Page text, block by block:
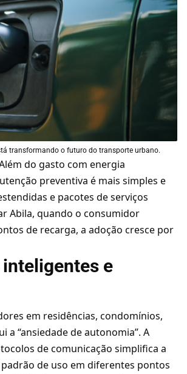
transformando o futuro do transporte urbano.
do gasto com energia
preventiva é mais simples e
e pacotes de serviços
Abila, quando o consumidor
de recarga, a adoção cresce por
e
em residências, condomínios,
“ansiedade de autonomia”. A
de comunicação simplifica a
de uso em diferentes pontos